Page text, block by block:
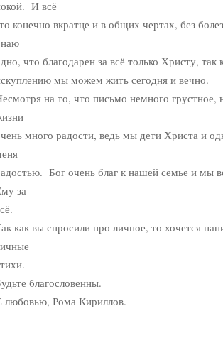
И всё
конечно вкратце и в общих чертах, без
что благодарен за всё только Христу, так
мы можем жить сегодня и вечно.
на то, что письмо немного грустное,
много радости, ведь мы дети Христа и
Бог очень благ к нашей семье и мы
за
как вы спросили про личное, то хочется
благословенны.
любовью, Рома Кириллов.